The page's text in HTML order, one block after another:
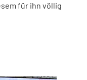
für ihn völlig